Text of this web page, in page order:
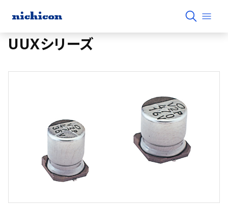
UUXシリーズ